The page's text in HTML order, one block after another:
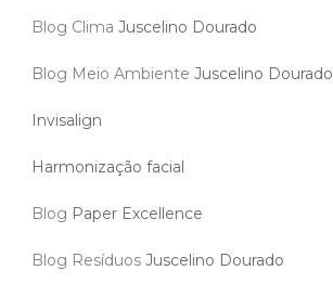
Blog Clima Juscelino Dourado
Blog Meio Ambiente Juscelino Dourado
Invisalign
Harmonização facial
Blog Paper Excellence
Blog Resíduos Juscelino Dourado